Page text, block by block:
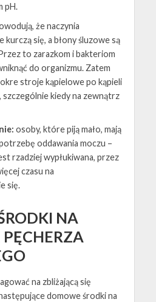
pH.
że naczynia
kurczą się, a błony śluzowe są
to zarazkom i bakteriom
do organizmu. Zatem
stroje kąpielowe po kąpieli
szczególnie kiedy na zewnątrz
osoby, które piją mało, mają
oddawania moczu –
rzadziej wypłukiwana, przez
czasu na
się.
NA
na zbliżającą się
domowe środki na